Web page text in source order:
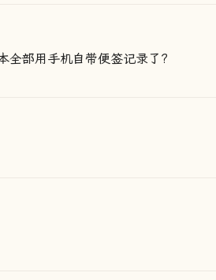
全部用手机自带便签记录了?